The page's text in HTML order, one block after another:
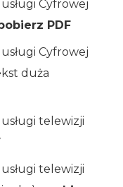
Cyfrowej
PDF
Cyfrowej
duża
telewizji
telewizji